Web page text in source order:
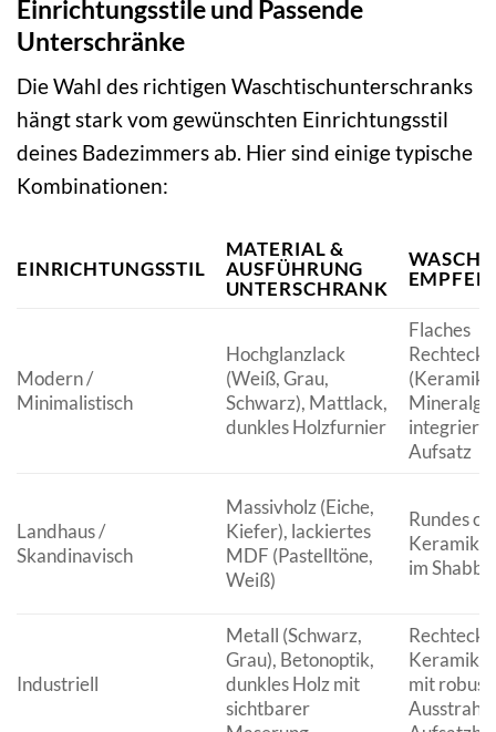
Einrichtungsstile und Passende
Unterschränke
Die Wahl des richtigen Waschtischunterschranks
hängt stark vom gewünschten Einrichtungsstil
deines Badezimmers ab. Hier sind einige typische
Kombinationen:
EINRICHTUNGSSTIL
MATERIAL &
AUSFÜHRUNG
UNTERSCHRANK
Modern /
Minimalistisch
Hochglanzlack
(Weiß, Grau,
Schwarz), Mattlack,
dunkles Holzfurnier
Flaches
(Keramik,
integriert
Aufsatz
Landhaus /
Skandinavisch
Massivholz (Eiche,
Kiefer), lackiertes
MDF (Pastelltöne,
Weiß)
Rundes
im
Industriell
Metall (Schwarz,
Grau), Betonoptik,
dunkles Holz mit
sichtbarer
mit